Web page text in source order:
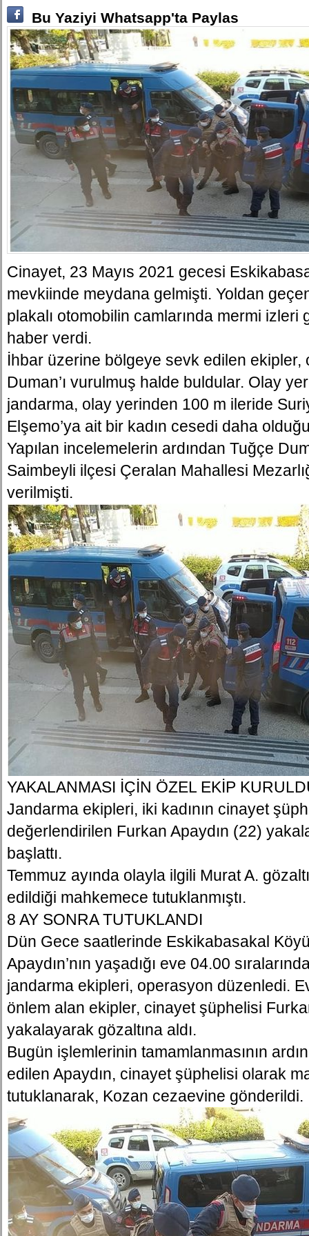
Bu Yaziyi Whatsapp'ta Paylas
Cinayet, 23 Mayıs 2021 gecesi
mevkiinde meydana gelmişti. Yoldan
plakalı otomobilin camlarında mermi
haber verdi.
İhbar üzerine bölgeye sevk edilen ekipler,
Duman’ı vurulmuş halde buldular. Olay
jandarma, olay yerinden 100 m ileride
Elşemo’ya ait bir kadın cesedi daha
Yapılan incelemelerin ardından Tuğçe
Saimbeyli ilçesi Çeralan Mahallesi
verilmişti.
YAKALANMASI İÇİN ÖZEL EKİP
Jandarma ekipleri, iki kadının cinayet
değerlendirilen Furkan Apaydın (22)
başlattı.
Temmuz ayında olayla ilgili Murat A.
edildiği mahkemece tutuklanmıştı.
8 AY SONRA TUTUKLANDI
Dün Gece saatlerinde Eskikabasakal
Apaydın’nın yaşadığı eve 04.00
jandarma ekipleri, operasyon düzenledi.
önlem alan ekipler, cinayet şüphelisi
yakalayarak gözaltına aldı.
Bugün işlemlerinin tamamlanmasının
edilen Apaydın, cinayet şüphelisi olarak
tutuklanarak, Kozan cezaevine gönderildi.